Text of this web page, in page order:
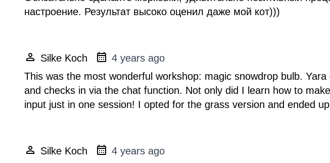
настроение. Результат высоко оценил даже мой кот)))
Silke Koch
4 years ago
This was the most wonderful workshop: magic snowdrop bulb.
and checks in via the chat function. Not only did I learn how to
input just in one session! I opted for the grass version and ended
Silke Koch
4 years ago